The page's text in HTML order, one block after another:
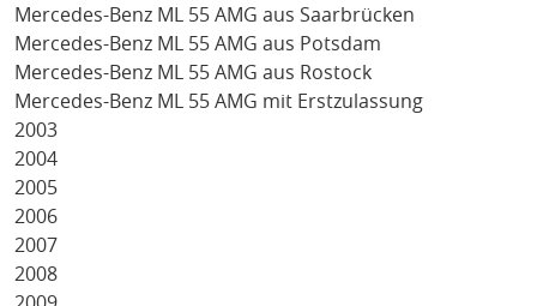
Mercedes-Benz ML 55 AMG aus Saarbrücken
Mercedes-Benz ML 55 AMG aus Potsdam
Mercedes-Benz ML 55 AMG aus Rostock
Mercedes-Benz ML 55 AMG mit Erstzulassung
2003
2004
2005
2006
2007
2008